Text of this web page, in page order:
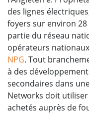
des lignes
foyers sur environ
partie du réseau
opérateurs
NPG. Tout
à des
secondaires dans
Networks doit utiliser
achetés auprès de